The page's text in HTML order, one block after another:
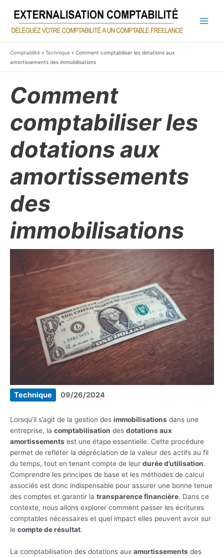
contenu
Comptabilité » Technique » Comment comptabiliser les dotations aux
amortissements des immobilisations
Comment
comptabiliser les
dotations aux
amortissements
des
immobilisations
Technique 09/26/2024
Lorsqu’il s’agit de la gestion des immobilisations dans une
entreprise, la comptabilisation des dotations aux
amortissements est une étape essentielle. Cette procédure
permet de refléter la dépréciation de la valeur des actifs au fil
du temps, tout en tenant compte de leur durée d’utilisation.
Comprendre les principes de base et les méthodes de calcul
associés est donc indispensable pour assurer une bonne tenue
des comptes et garantir la transparence financière. Dans ce
contexte, nous allons explorer comment passer les écritures
comptables nécessaires et quel impact elles peuvent avoir sur
le compte de résultat.
La comptabilisation des dotations aux amortissements des